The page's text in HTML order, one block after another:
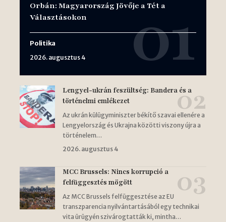
Orbán: Magyarország Jövője a Tét a
Választásokon
Politika
2026. augusztus 4
Lengyel-ukrán feszültség: Bandera és a
történelmi emlékezet
Az ukrán külügyminiszter békítő szavai ellenére a
Lengyelország és Ukrajna közötti viszony újra a
történelem…
2026. augusztus 4
MCC Brussels: Nincs korrupció a
felfüggesztés mögött
Az MCC Brussels felfüggesztése az EU
transzparencia nyilvántartásából egy technikai
vita ürügyén szivárogtatták ki, mintha…